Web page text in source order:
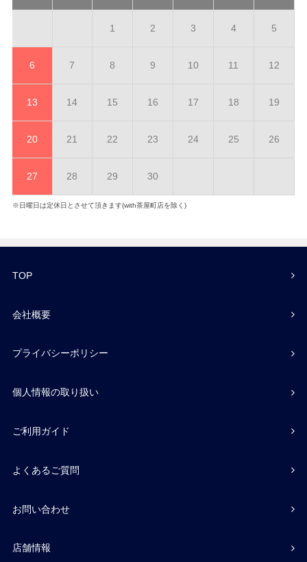
1 2 3 4 5
6 7 8 9 10 11 12
13 14 15 16 17 18 19
20 21 22 23 24 25 26
27 28 29 30
※日曜日は定休日とさせて頂きます(with茶屋町店を除く)
TOP
会社概要
プライバシーポリシー
個人情報の取り扱い
ご利用ガイド
よくあるご質問
お問い合わせ
店舗情報